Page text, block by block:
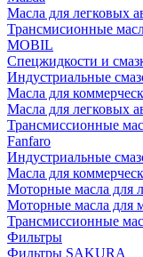
Масла для легковых
Трансмисионные
MOBIL
Cпецжидкости и
Индустриальные
Масла для
Масла для легковых
Трансмиссионные
Fanfaro
Индустриальные
Масла для
Моторные масла для
Моторные масла для
Трансмиссионные
Фильтры
Фильтры SAKURA